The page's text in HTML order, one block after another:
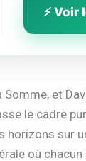
⚡
et
le cadre
sur
où